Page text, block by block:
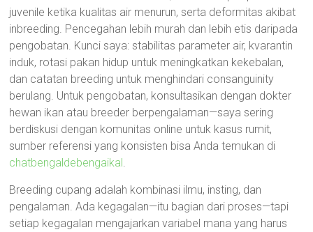
juvenile ketika kualitas air menurun, serta deformitas akibat
inbreeding. Pencegahan lebih murah dan lebih etis daripada
pengobatan. Kunci saya: stabilitas parameter air, kvarantin
induk, rotasi pakan hidup untuk meningkatkan kekebalan,
dan catatan breeding untuk menghindari consanguinity
berulang. Untuk pengobatan, konsultasikan dengan dokter
hewan ikan atau breeder berpengalaman—saya sering
berdiskusi dengan komunitas online untuk kasus rumit,
sumber referensi yang konsisten bisa Anda temukan di
chatbengaldebengaikal.
Breeding cupang adalah kombinasi ilmu, insting, dan
pengalaman. Ada kegagalan—itu bagian dari proses—tapi
setiap kegagalan mengajarkan variabel mana yang harus